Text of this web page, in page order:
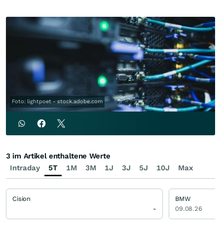
Foto: lightpoet - stock.adobe.com
Intraday 5T 1M 3M 1J 3J 5J 10J Max
3 im Artikel enthaltene Werte
Cision
-
BMW
09.08.26